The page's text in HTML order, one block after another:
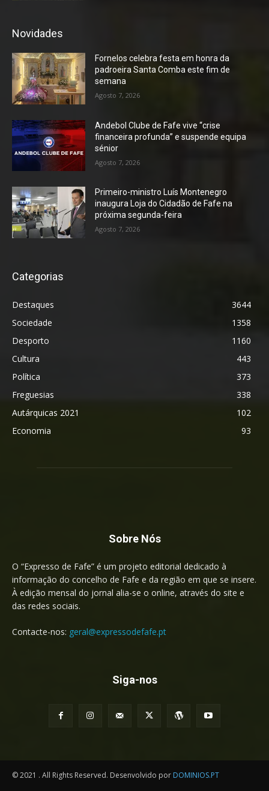
Novidades
Fornelos celebra festa em honra da
padroeira Santa Comba este fim de
semana
Agosto 7, 2026
Andebol Clube de Fafe vive “crise
financeira profunda” e suspende equipa
sénior
Agosto 7, 2026
Primeiro-ministro Luís Montenegro
inaugura Loja do Cidadão de Fafe na
próxima segunda-feira
Agosto 7, 2026
Categorias
Destaques
3644
Sociedade
1358
Desporto
1160
Cultura
443
Política
373
Freguesias
338
Autárquicas 2021
102
Economia
93
Sobre Nós
O “Expresso de Fafe” é um projeto editorial dedicado à
informação do concelho de Fafe e da região em que se insere.
À edição mensal do jornal alia-se o online, através do site e
das redes sociais.
Contacte-nos: geral@expressodefafe.pt
Siga-nos
© 2021 . All Rights Reserved. Desenvolvido por DOMINIOS.PT